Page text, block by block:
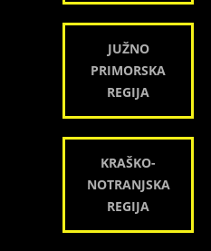
JUŽNO
PRIMORSKA
REGIJA
KRAŠKO-
NOTRANJSKA
REGIJA